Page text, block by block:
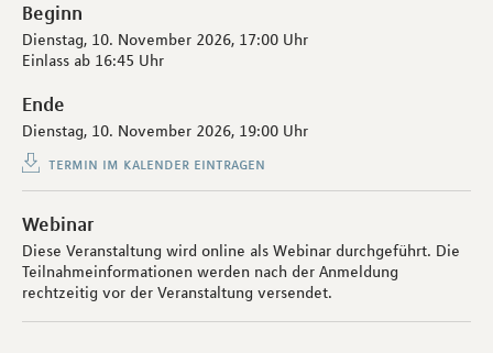
Beginn
Dienstag, 10. November 2026, 17:00 Uhr
Einlass ab 16:45 Uhr
Ende
Dienstag, 10. November 2026, 19:00 Uhr
termin im kalender eintragen
Webinar
Diese Veranstaltung wird online als Webinar durchgeführt. Die
Teilnahmeinformationen werden nach der Anmeldung
rechtzeitig vor der Veranstaltung versendet.